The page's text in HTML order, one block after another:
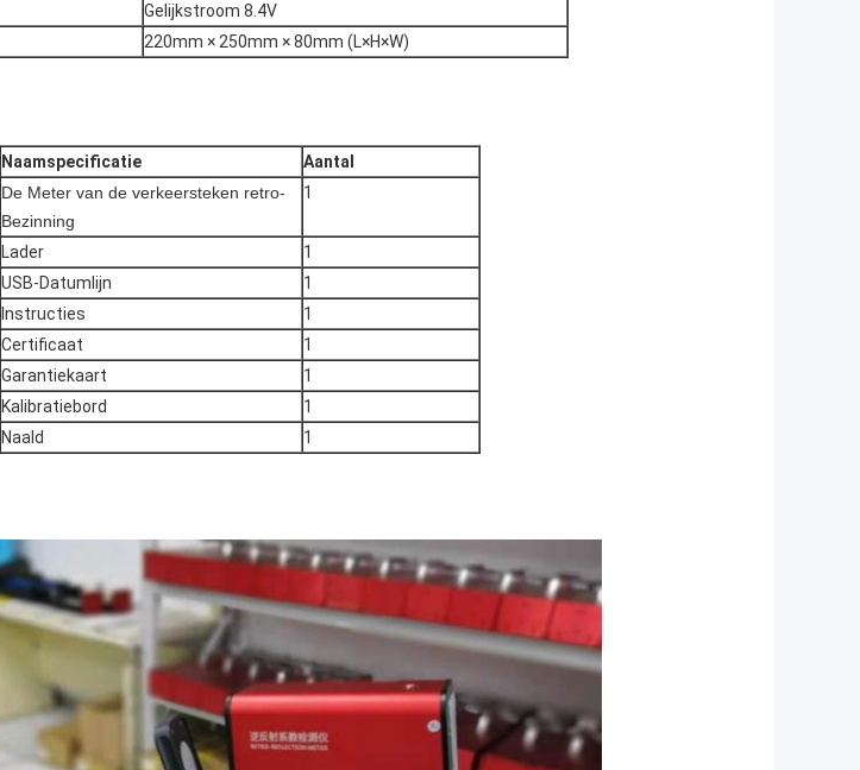
Gelijkstroom 8.4V
220mm × 250mm × 80mm (L×H×W)
Naamspecificatie
Aantal
De Meter van de verkeersteken retro-
Bezinning
1
Lader
1
USB-Datumlijn
1
Instructies
1
Certificaat
1
Garantiekaart
1
Kalibratiebord
1
Naald 1